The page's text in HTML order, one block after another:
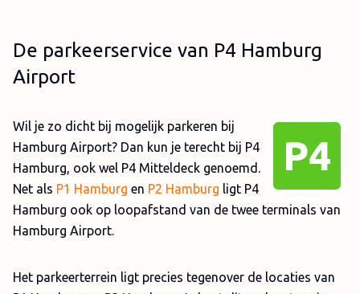
De parkeerservice van P4 Hamburg
Airport
Wil je zo dicht bij mogelijk parkeren bij
Hamburg Airport? Dan kun je terecht bij P4
Hamburg, ook wel P4 Mitteldeck genoemd.
Net als P1 Hamburg en P2 Hamburg ligt P4
Hamburg ook op loopafstand van de twee terminals van
Hamburg Airport.
Het parkeerterrein ligt precies tegenover de locaties van